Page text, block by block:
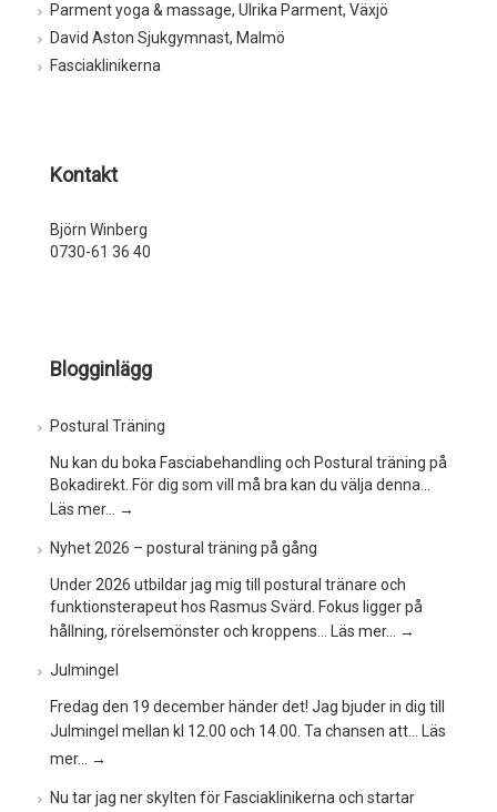
Parment yoga & massage, Ulrika Parment, Växjö
David Aston Sjukgymnast, Malmö
Fasciaklinikerna
Kontakt
Björn Winberg
0730-61 36 40
Blogginlägg
Postural Träning
Nu kan du boka Fasciabehandling och Postural träning på
Bokadirekt. För dig som vill må bra kan du välja denna…
Läs mer… →
Nyhet 2026 – postural träning på gång
Under 2026 utbildar jag mig till postural tränare och
funktionsterapeut hos Rasmus Svärd. Fokus ligger på
hållning, rörelsemönster och kroppens… Läs mer… →
Julmingel
Fredag den 19 december händer det! Jag bjuder in dig till
Julmingel mellan kl 12.00 och 14.00. Ta chansen att… Läs
mer… →
Nu tar jag ner skylten för Fasciaklinikerna och startar